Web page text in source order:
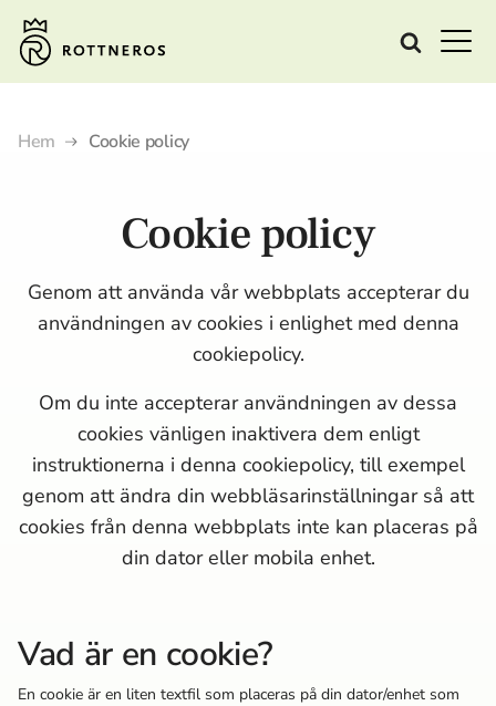
Hem Cookie policy
Cookie policy
Genom att använda vår webbplats accepterar du
användningen av cookies i enlighet med denna
cookiepolicy.
Om du inte accepterar användningen av dessa
cookies vänligen inaktivera dem enligt
instruktionerna i denna cookiepolicy, till exempel
genom att ändra din webbläsarinställningar så att
cookies från denna webbplats inte kan placeras på
din dator eller mobila enhet.
Vad är en cookie?
En cookie är en liten textfil som placeras på din dator/enhet som